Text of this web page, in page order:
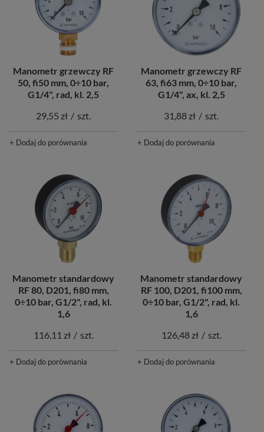
Manometr grzewczy RF
50, fi50 mm, 0÷10 bar,
G1/4", rad, kl. 2,5
29,55 zł / szt.
+ Dodaj do porównania
Manometr grzewczy RF
63, fi63 mm, 0÷10 bar,
G1/4", ax, kl. 2,5
31,88 zł / szt.
+ Dodaj do porównania
Manometr standardowy
RF 80, D201, fi80 mm,
0÷10 bar, G1/2", rad, kl.
1,6
116,11 zł / szt.
+ Dodaj do porównania
Manometr standardowy
RF 100, D201, fi100 mm,
0÷10 bar, G1/2", rad, kl.
1,6
126,48 zł / szt.
+ Dodaj do porównania